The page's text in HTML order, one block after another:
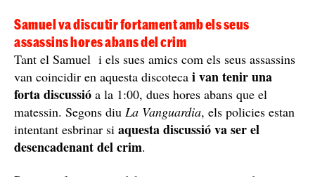
Samuel va discutir fortament amb els seus
assassins hores abans del crim
Tant el Samuel i els sues amics com els seus assassins
van coincidir en aquesta discoteca i van tenir una
forta discussió a la 1:00, dues hores abans que el
matessin. Segons diu La Vanguardia, els policies estan
intentant esbrinar si aquesta discussió va ser el
desencadenant del crim.